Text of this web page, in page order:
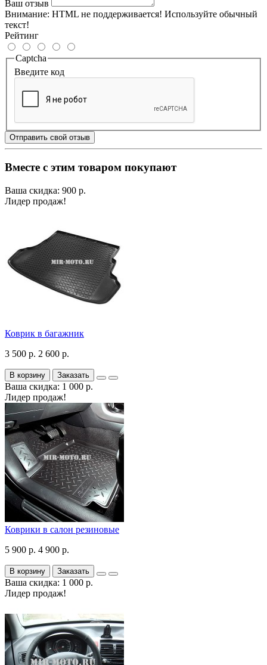
Ваш отзыв
Внимание: HTML не поддерживается! Используйте обычный
текст!
Рейтинг
Captcha
Введите код
Отправить свой отзыв
Вместе с этим товаром покупают
Ваша скидка: 900 р.
Лидер продаж!
Коврик в багажник
3 500 р. 2 600 р.
В корзину Заказать
Ваша скидка: 1 000 р.
Лидер продаж!
Коврики в салон резиновые
5 900 р. 4 900 р.
В корзину Заказать
Ваша скидка: 1 000 р.
Лидер продаж!